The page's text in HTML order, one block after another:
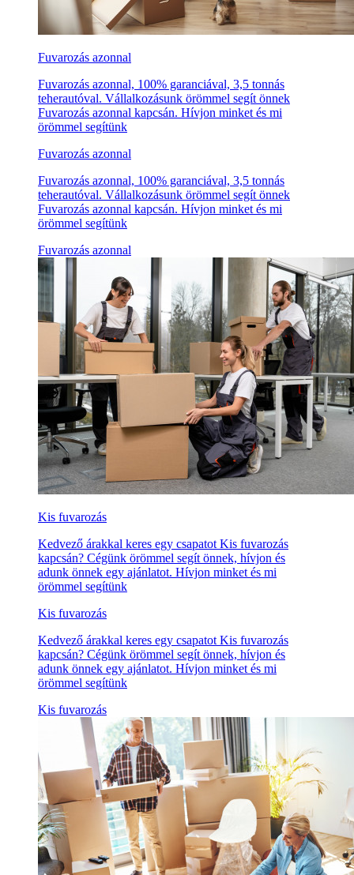
Fuvarozás azonnal
Fuvarozás azonnal, 100% garanciával, 3,5 tonnás
teherautóval. Vállalkozásunk örömmel segít önnek
Fuvarozás azonnal kapcsán. Hívjon minket és mi
örömmel segítünk
Fuvarozás azonnal
Fuvarozás azonnal, 100% garanciával, 3,5 tonnás
teherautóval. Vállalkozásunk örömmel segít önnek
Fuvarozás azonnal kapcsán. Hívjon minket és mi
örömmel segítünk
Fuvarozás azonnal
Kis fuvarozás
Kedvező árakkal keres egy csapatot Kis fuvarozás
kapcsán? Cégünk örömmel segít önnek, hívjon és
adunk önnek egy ajánlatot. Hívjon minket és mi
örömmel segítünk
Kis fuvarozás
Kedvező árakkal keres egy csapatot Kis fuvarozás
kapcsán? Cégünk örömmel segít önnek, hívjon és
adunk önnek egy ajánlatot. Hívjon minket és mi
örömmel segítünk
Kis fuvarozás